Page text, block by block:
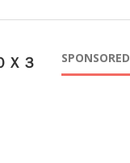
Ｘ３
SPONSORED